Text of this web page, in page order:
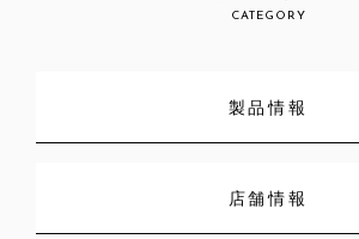
CATEGORY
製品情報
店舗情報